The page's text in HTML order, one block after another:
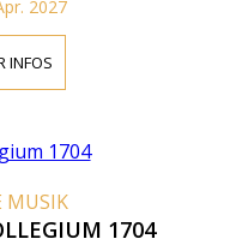
2027
INFOS
MUSIK
1704